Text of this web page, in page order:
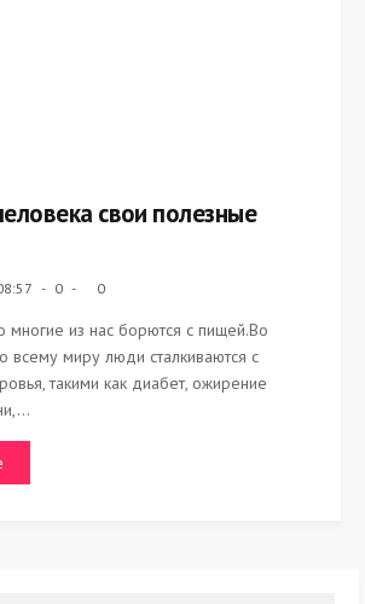
свои полезные
0 0
многие из нас борются с пищей.Во
всему миру люди сталкиваются с
такими как диабет, ожирение